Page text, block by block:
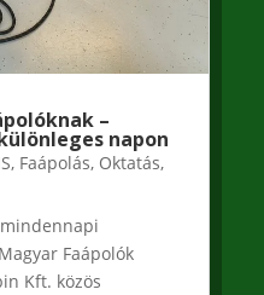
–
napon
, Faápolás, Oktatás,
Faápolók
Kft. közös